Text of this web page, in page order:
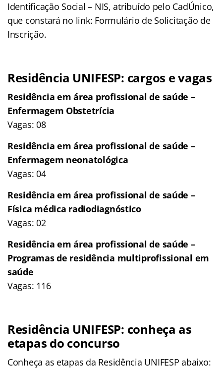
Identificação Social – NIS, atribuído pelo CadÚnico,
que constará no link: Formulário de Solicitação de
Inscrição.
Residência UNIFESP: cargos e vagas
Residência em área profissional de saúde –
Enfermagem Obstetrícia
Vagas: 08
Residência em área profissional de saúde –
Enfermagem neonatológica
Vagas: 04
Residência em área profissional de saúde –
Física médica radiodiagnóstico
Vagas: 02
Residência em área profissional de saúde –
Programas de residência multiprofissional em
saúde
Vagas: 116
Residência UNIFESP: conheça as
etapas do concurso
Conheça as etapas da Residência UNIFESP abaixo: